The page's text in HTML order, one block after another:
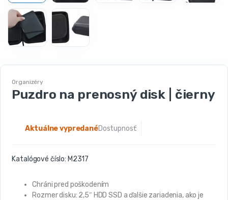
Organizéry
Puzdro na prenosný disk | čierny
Dostupnosť:
Aktuálne vypredané
Katalógové číslo: M2317
Chráni pred poškodením
Rozmer disku: 2,5″ HDD SSD a ďalšie zariadenia, ako je